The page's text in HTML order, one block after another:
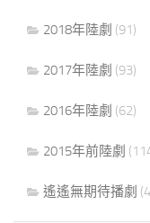
2018年陸劇 (91)
2017年陸劇 (93)
2016年陸劇 (62)
2015年前陸劇
遙遙無期待播劇